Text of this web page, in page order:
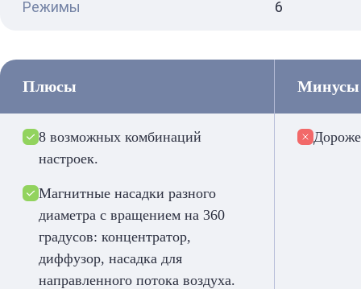
Режимы 6
Плюсы
8 возможных комбинаций
настроек.
Магнитные насадки разного
диаметра с вращением на 360
градусов: концентратор,
диффузор, насадка для
направленного потока воздуха.
Минусы